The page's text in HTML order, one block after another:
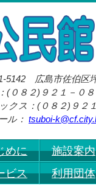
5142
広島市佐伯区
(０８２)９２１－０
クス：(０８２)９２
ル： tsuboi-
めに 施設案内
ビス 利用団体